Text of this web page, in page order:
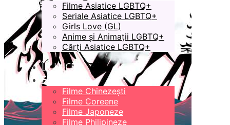
Filme Asiatice LGBTQ+
Seriale Asiatice LGBTQ+
Girls Love (GL)
Anime și Animații LGBTQ+
Cărți Asiatice LGBTQ+
ÎN LUCRU
FILME
Filme Chinezești
Filme Coreene
Filme Japoneze
Filme Philipineze